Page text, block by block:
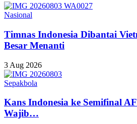
Nasional
Timnas Indonesia Dibantai
Besar Menanti
3 Aug 2026
Sepakbola
Kans Indonesia ke Semifinal
Wajib…